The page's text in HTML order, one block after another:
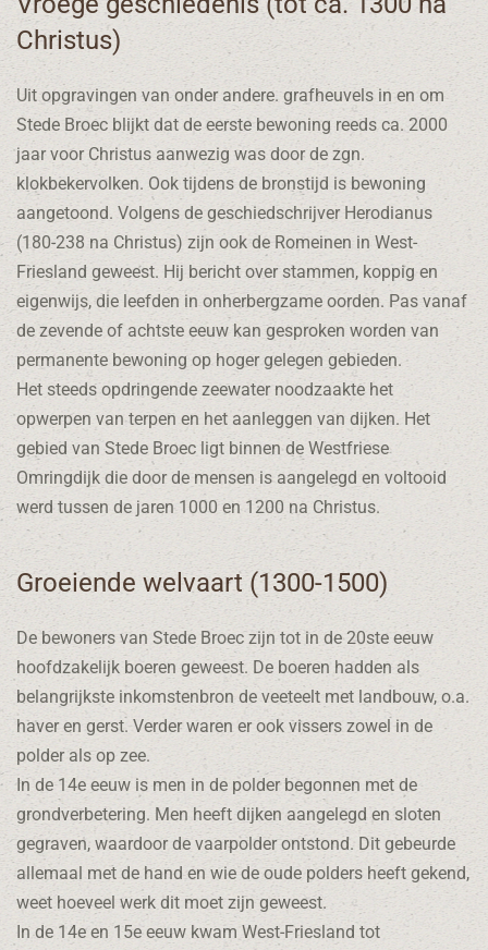
Christus)
Uit opgravingen van onder andere. grafheuvels in en om
Stede Broec blijkt dat de eerste bewoning reeds ca. 2000
jaar voor Christus aanwezig was door de zgn.
klokbekervolken. Ook tijdens de bronstijd is bewoning
aangetoond. Volgens de geschiedschrijver Herodianus
(180-238 na Christus) zijn ook de Romeinen in West-
Friesland geweest. Hij bericht over stammen, koppig en
eigenwijs, die leefden in onherbergzame oorden. Pas vanaf
de zevende of achtste eeuw kan gesproken worden van
permanente bewoning op hoger gelegen gebieden.
Het steeds opdringende zeewater noodzaakte het
opwerpen van terpen en het aanleggen van dijken. Het
gebied van Stede Broec ligt binnen de Westfriese
Omringdijk die door de mensen is aangelegd en voltooid
werd tussen de jaren 1000 en 1200 na Christus.
Groeiende welvaart (1300-1500)
De bewoners van Stede Broec zijn tot in de 20ste eeuw
hoofdzakelijk boeren geweest. De boeren hadden als
belangrijkste inkomstenbron de veeteelt met landbouw, o.a.
haver en gerst. Verder waren er ook vissers zowel in de
polder als op zee.
In de 14e eeuw is men in de polder begonnen met de
grondverbetering. Men heeft dijken aangelegd en sloten
gegraven, waardoor de vaarpolder ontstond. Dit gebeurde
allemaal met de hand en wie de oude polders heeft gekend,
weet hoeveel werk dit moet zijn geweest.
In de 14e en 15e eeuw kwam West-Friesland tot